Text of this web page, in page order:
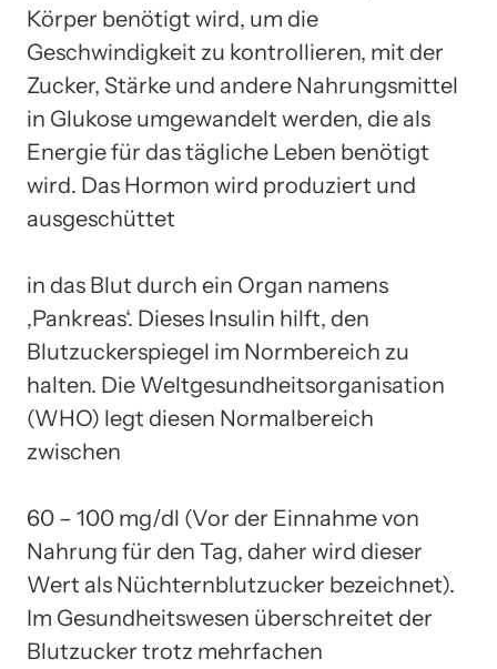
Körper benötigt wird, um die
Geschwindigkeit zu kontrollieren, mit der
Zucker, Stärke und andere Nahrungsmittel
in Glukose umgewandelt werden, die als
Energie für das tägliche Leben benötigt
wird. Das Hormon wird produziert und
ausgeschüttet
in das Blut durch ein Organ namens
‚Pankreas‘. Dieses Insulin hilft, den
Blutzuckerspiegel im Normbereich zu
halten. Die Weltgesundheitsorganisation
(WHO) legt diesen Normalbereich
zwischen
60 – 100 mg/dl (Vor der Einnahme von
Nahrung für den Tag, daher wird dieser
Wert als Nüchternblutzucker bezeichnet).
Im Gesundheitswesen überschreitet der
Blutzucker trotz mehrfachen